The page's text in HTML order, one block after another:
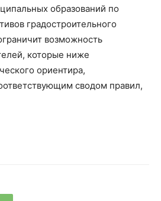
образований по
градостроительного
возможность
которые ниже
ориентира,
сводом правил,